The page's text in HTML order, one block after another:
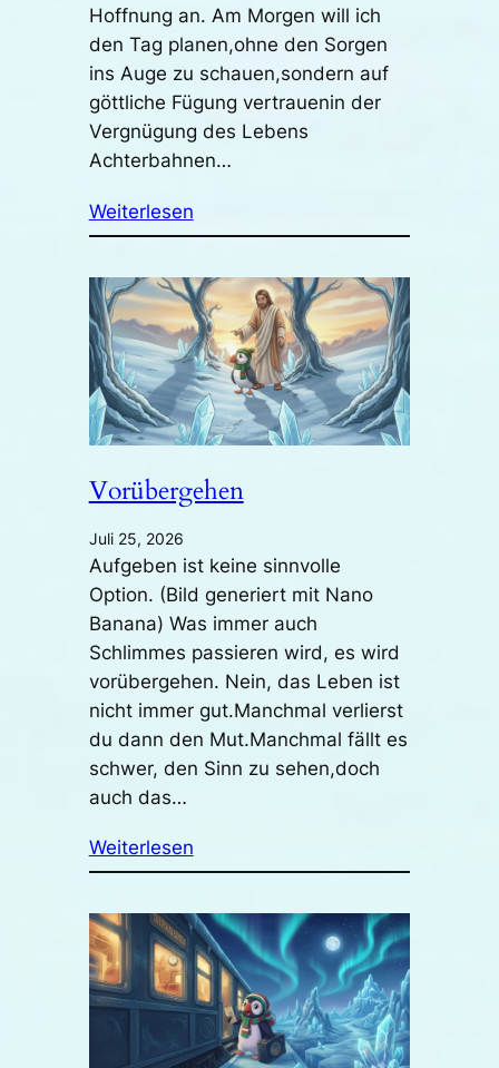
Hoffnung an. Am Morgen will ich
den Tag planen,ohne den Sorgen
ins Auge zu schauen,sondern auf
göttliche Fügung vertrauenin der
Vergnügung des Lebens
Achterbahnen…
Weiterlesen
Vorübergehen
Juli 25, 2026
Aufgeben ist keine sinnvolle
Option. (Bild generiert mit Nano
Banana) Was immer auch
Schlimmes passieren wird, es wird
vorübergehen. Nein, das Leben ist
nicht immer gut.Manchmal verlierst
du dann den Mut.Manchmal fällt es
schwer, den Sinn zu sehen,doch
auch das…
Weiterlesen